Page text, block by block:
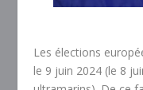
Les élections
le 9 juin 2024 (le 8